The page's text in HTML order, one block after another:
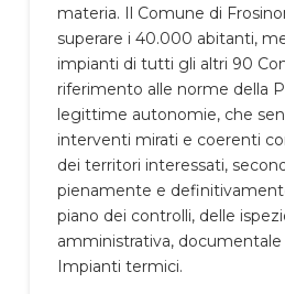
materia. Il Comune di
superare i 40.000 abitanti,
impianti di tutti gli altri 90
riferimento alle norme della
legittime autonomie, che
interventi mirati e coerenti
dei territori interessati,
pienamente e
piano dei controlli, delle
amministrativa,
Impianti termici.